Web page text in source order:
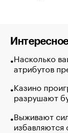
Насколько
атрибутов
Казино
разрушают
Выживают
избавляются